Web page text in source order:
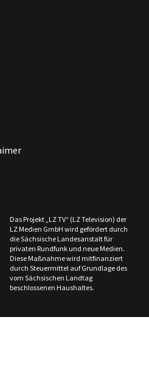
Das Projekt „LZ TV“ (LZ Television) der
LZ Medien GmbH wird gefördert durch
die Sächsische Landesanstalt für
privaten Rundfunk und neue Medien.
Diese Maßnahme wird mitfinanziert
durch Steuermittel auf Grundlage des
vom Sächsischen Landtag
beschlossenen Haushaltes.